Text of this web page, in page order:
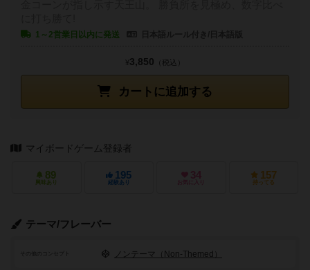
1～2営業日以内に発送
カートに追加する
¥3,850 （税込）
マイボードゲーム登録者
89
興味あり
195
経験あり
34
お気に入り
157
持ってる
テーマ/フレーバー
その他のコンセプト ノンテーマ（Non-Themed）